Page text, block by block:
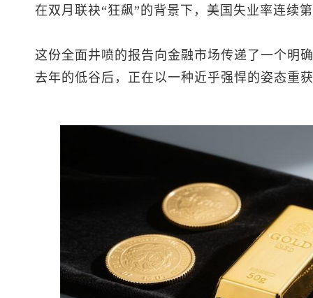
在双月联袂“狂飙”的背景下，美国失业率连续
这份全面井喷的报告向金融市场传递了一个明
去年的低谷后，正在以一种近乎强悍的姿态重